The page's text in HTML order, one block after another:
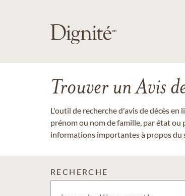
Trouver un Avis
L'outil de recherche d'avis de décès
prénom ou nom de famille, par état ou
informations importantes à propos du
RECHERCHE